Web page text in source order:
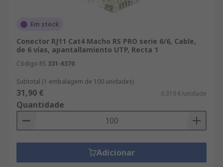
Em stock
Conector RJ11 Cat4 Macho RS PRO serie 6/6, Cable,
de 6 vías, apantallamiento UTP, Recta 1
Código RS 331-6370
Subtotal (1 embalagem de 100 unidades)
31,90 € 0,319 €/unidade
Quantidade
Adicionar